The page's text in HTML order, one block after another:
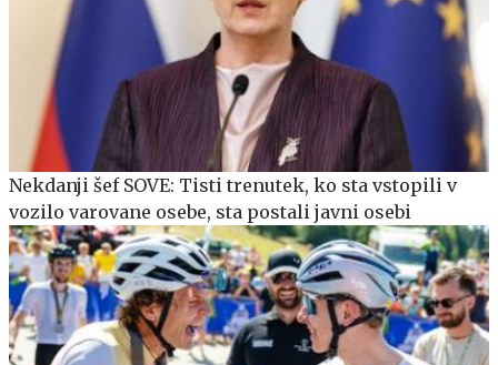
Nekdanji šef SOVE: Tisti trenutek, ko sta vstopili v
vozilo varovane osebe, sta postali javni osebi